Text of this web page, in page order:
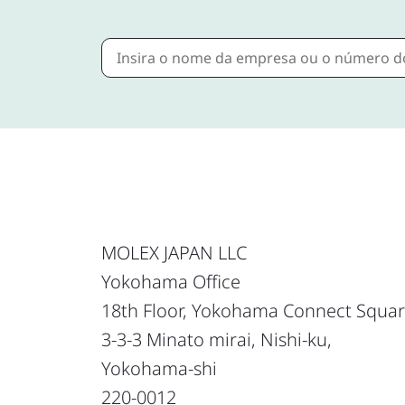
MOLEX JAPAN LLC
Yokohama Office
18th Floor, Yokohama Connect
3-3-3 Minato mirai, Nishi-ku,
Yokohama-shi
220-0012